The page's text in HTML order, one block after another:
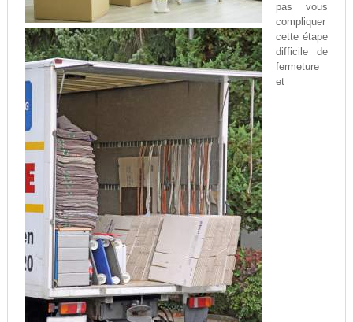
pas vous
compliquer
cette étape
difficile de
fermeture
et